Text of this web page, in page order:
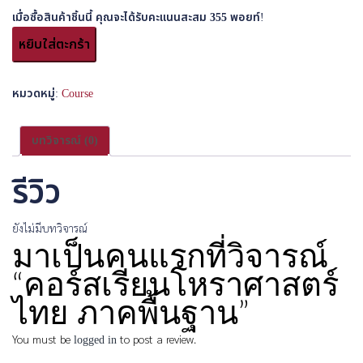
เมื่อซื้อสินค้าชิ้นนี้ คุณจะได้รับคะแนนสะสม 355พอยท์!
หยิบใส่ตะกร้า
หมวดหมู่: Course
บทวิจารณ์ (0)
รีวิว
ยังไม่มีบทวิจารณ์
มาเป็นคนแรกที่วิจารณ์
“คอร์สเรียนโหราศาสตร์
ไทย ภาคพื้นฐาน”
You must be logged in to post a review.